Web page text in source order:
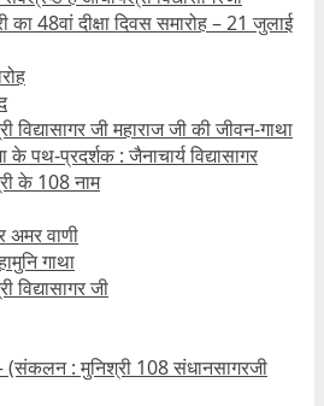
का 48वां दीक्षा दिवस समारोह – 21 जुलाई
विद्यासागर जी महाराज जी की जीवन-गाथा
के पथ-प्रदर्शक : जैनाचार्य विद्यासागर
के 108 नाम
अमर वाणी
गाथा
विद्यासागर जी
(संकलन : मुनिश्री 108 संधानसागरजी